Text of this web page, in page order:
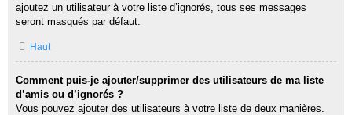
ajoutez un utilisateur à votre liste d’ignorés, tous ses messages
seront masqués par défaut.
Haut
Comment puis-je ajouter/supprimer des utilisateurs de ma liste
d’amis ou d’ignorés ?
Vous pouvez ajouter des utilisateurs à votre liste de deux manières.